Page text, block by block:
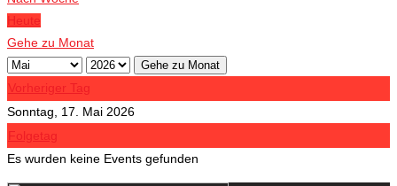
Heute
Gehe zu Monat
Gehe zu Monat
Vorheriger Tag
Sonntag, 17. Mai 2026
Folgetag
Es wurden keine Events gefunden